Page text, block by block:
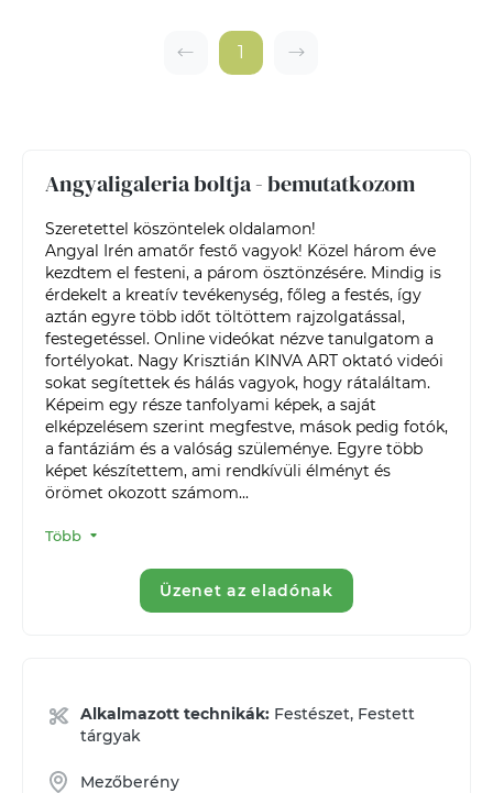
Angyaligaleria boltja - bemutatkozom
Szeretettel köszöntelek oldalamon!
Angyal Irén amatőr festő vagyok! Közel három éve
kezdtem el festeni, a párom ösztönzésére. Mindig is
érdekelt a kreatív tevékenység, főleg a festés, így
aztán egyre több időt töltöttem rajzolgatással,
festegetéssel. Online videókat nézve tanulgatom a
fortélyokat. Nagy Krisztián KINVA ART oktató videói
sokat segítettek és hálás vagyok, hogy rátaláltam.
Képeim egy része tanfolyami képek, a saját
elképzelésem szerint megfestve, mások pedig fotók,
a fantáziám és a valóság szüleménye. Egyre több
képet készítettem, ami rendkívüli élményt és
örömet okozott számom...
Több
Üzenet az eladónak
Alkalmazott technikák: Festészet, Festett
tárgyak
Mezőberény
1